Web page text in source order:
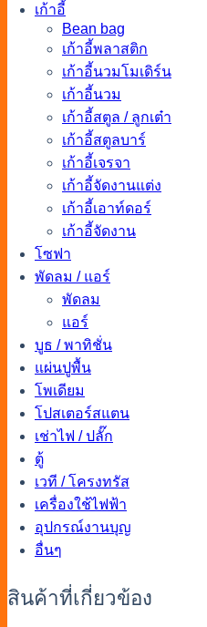
เก้าอี้
Bean bag
เก้าอี้พลาสติก
เก้าอี้นวมโมเดิร์น
เก้าอี้นวม
เก้าอี้สตูล / ลูกเต๋า
เก้าอี้สตูลบาร์
เก้าอี้เจรจา
เก้าอี้จัดงานแต่ง
เก้าอี้เอาท์ดอร์
เก้าอี้จัดงาน
โซฟา
พัดลม / แอร์
พัดลม
แอร์
บูธ / พาทิชั่น
แผ่นปูพื้น
โพเดียม
โปสเตอร์สแตน
เช่าไฟ / ปลั๊ก
ตู้
เวที / โครงทรัส
เครื่องใช้ไฟฟ้า
อุปกรณ์งานบุญ
อื่นๆ
สินค้าที่เกี่ยวข้อง